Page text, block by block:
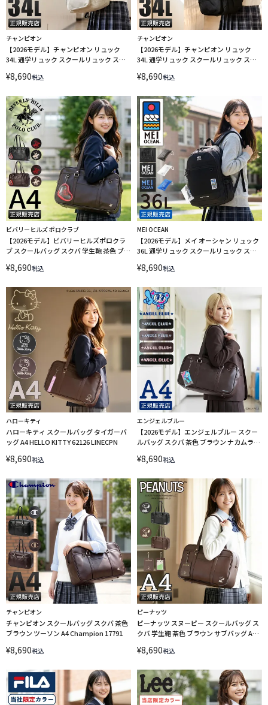
チャンピオン
【2026モデル】チャンピオン リュック
34L 通学リュック スクールリュック スク
Champion 65463
¥8,690税込
チャンピオン
【2026モデル】チャンピオン リュック
34L 通学リュック スクールリュック スク
65462
¥8,690税込
ビバリーヒルズ ポロクラブ
【2026モデル】ビバリーヒルズポロクラ
ブ スクールバッグ スクバ 学生鞄 茶色 ブラ
CLUB BP003 LINECPN
¥8,690税込
MEI OCEAN
【2026モデル】メイ オーシャン リュック
36L 通学リュック スクールリュック スク
LINECPN
¥8,690税込
ハローキティ
ハローキティ スクールバッグ タイガーバ
ッグ A4 HELLO KITTY 62126 LINECPN
¥8,690税込
エンジェルブルー
【2026モデル】エンジェルブルー スクー
ルバッグ スクバ 茶色 ブラウン ナカムラ君
¥8,690税込
チャンピオン
チャンピオン スクールバッグ スクバ 茶色
ブラウン ツーソン A4 Champion 17791
¥8,690税込
ピーナッツ
ピーナッツ スヌーピー スクールバッグ ス
クバ 学生鞄 茶色 ブラウン サブバッグ A4
LINECPN
¥8,690税込